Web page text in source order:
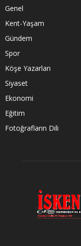
Genel
Kent-Yaşam
Gündem
Spor
Köşe Yazarları
Siyaset
Ekonomi
Eğitim
Fotoğrafların Dili